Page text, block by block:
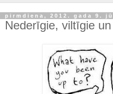
pirmdiena, 2012. gada 9.
Nederīgie, viltīgie